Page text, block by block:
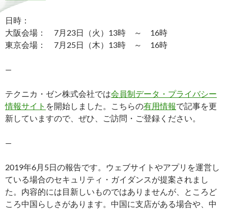
日時：
大阪会場： 7月23日（火）13時 ～ 16時
東京会場： 7月25日（木）13時 ～ 16時
—
テクニカ・ゼン株式会社では会員制データ・プライバシー
情報サイト を開始しました。こちらの有用情報で記事を更
新していますので、ぜひ、ご訪問・ご登録ください。
—
2019年6月5日の報告です。ウェブサイトやアプリを運営し
ている場合のセキュリティ・ガイダンスが提案されまし
た。内容的には目新しいものではありませんが、ところど
ころ中国らしさがあります。中国に支店がある場合や、中